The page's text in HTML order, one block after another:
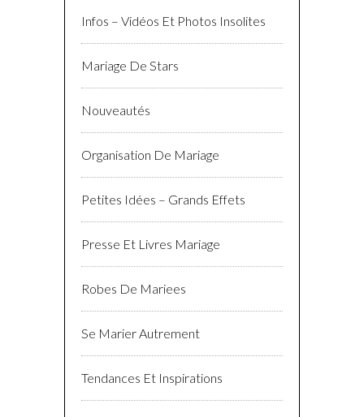
Infos – Vidéos Et Photos Insolites
Mariage De Stars
Nouveautés
Organisation De Mariage
Petites Idées – Grands Effets
Presse Et Livres Mariage
Robes De Mariees
Se Marier Autrement
Tendances Et Inspirations